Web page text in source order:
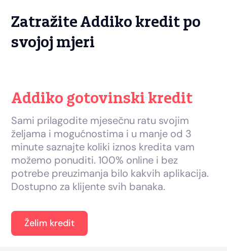
Zatražite Addiko kredit po
svojoj mjeri
Addiko gotovinski kredit
Sami prilagodite mjesečnu ratu svojim
željama i mogućnostima i u manje od 3
minute saznajte koliki iznos kredita vam
možemo ponuditi. 100% online i bez
potrebe preuzimanja bilo kakvih aplikacija.
Dostupno za klijente svih banaka.
Želim kredit